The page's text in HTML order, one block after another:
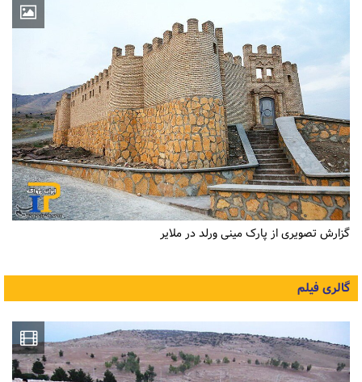
گزارش تصویری از پارک مینی ورلد در ملایر
گالری فیلم